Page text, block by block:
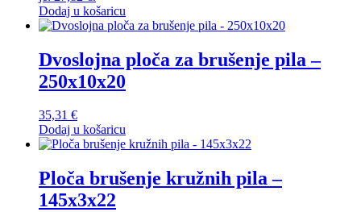
Dodaj u košaricu
Dvoslojna ploča za brušenje pila –
250x10x20
35,31 €
Dodaj u košaricu
Ploča brušenje kružnih pila –
145x3x22